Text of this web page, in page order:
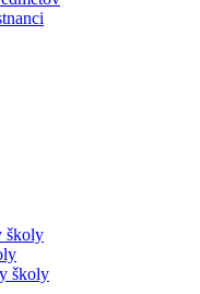
školy
školy